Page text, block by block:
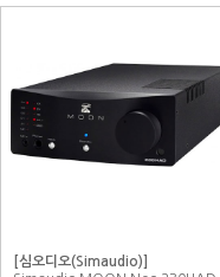
[심오디오(Simaudio)]